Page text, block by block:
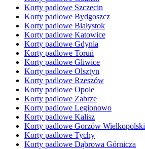
Korty padlowe Szczecin
Korty padlowe Bydgoszcz
Korty padlowe Białystok
Korty padlowe Katowice
Korty padlowe Gdynia
Korty padlowe Toruń
Korty padlowe Gliwice
Korty padlowe Olsztyn
Korty padlowe Rzeszów
Korty padlowe Opole
Korty padlowe Zabrze
Korty padlowe Legionowo
Korty padlowe Kalisz
Korty padlowe Gorzów Wielkopolski
Korty padlowe Tychy
Korty padlowe Dąbrowa Górnicza